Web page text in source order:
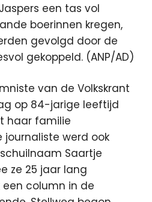
een tas vol
boerinnen kregen,
gevolgd door de
gekoppeld. (ANP/AD)
van de Volkskrant
op 84-jarige leeftijd
haar familie
journaliste werd ook
Saartje
ze 25 jaar lang
column in de